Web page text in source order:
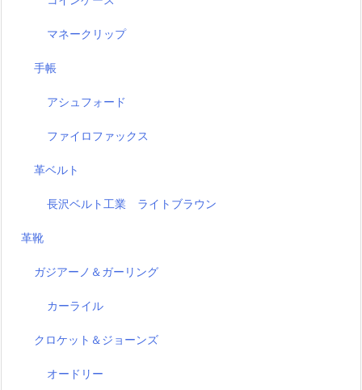
マネークリップ
手帳
アシュフォード
ファイロファックス
革ベルト
長沢ベルト工業 ライトブラウン
革靴
ガジアーノ＆ガーリング
カーライル
クロケット＆ジョーンズ
オードリー